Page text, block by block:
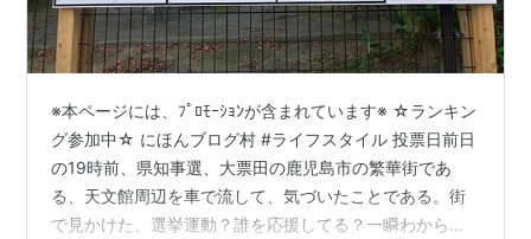
※本ページには、ﾌﾟﾛﾓｰｼｮﾝが含まれています※ ☆ランキン
グ参加中☆ にほんブログ村 #ライフスタイル 投票日前日
の19時前、県知事選、大票田の鹿児島市の繁華街であ
る、天文館周辺を車で流して、気づいたことである。街
で見かけた、選挙運動？誰を応援してる？一瞬わからな